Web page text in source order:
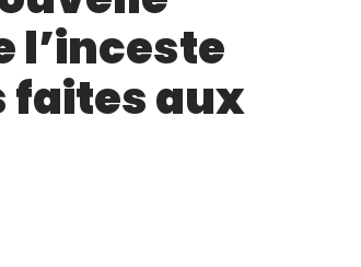
l’inceste
faites aux